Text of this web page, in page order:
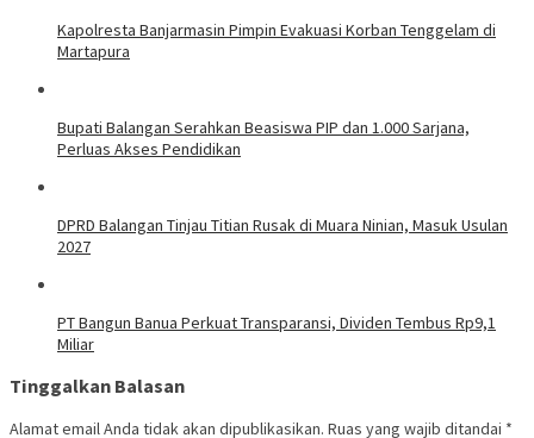
Kapolresta Banjarmasin Pimpin Evakuasi Korban Tenggelam di
Martapura
Bupati Balangan Serahkan Beasiswa PIP dan 1.000 Sarjana,
Perluas Akses Pendidikan
DPRD Balangan Tinjau Titian Rusak di Muara Ninian, Masuk Usulan
2027
PT Bangun Banua Perkuat Transparansi, Dividen Tembus Rp9,1
Miliar
Tinggalkan Balasan
Alamat email Anda tidak akan dipublikasikan. Ruas yang wajib ditandai *